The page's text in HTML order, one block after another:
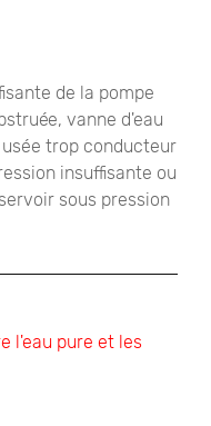
de la pompe
vanne d'eau
trop conducteur
insuffisante ou
sous pression
l'eau pure et les